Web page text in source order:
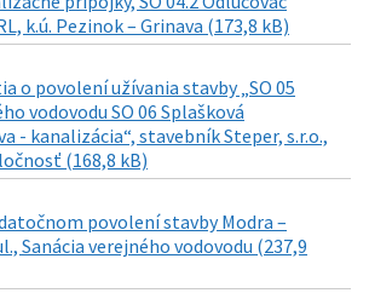
k.ú. Pezinok – Grinava (173,8 kB)
o povolení užívania stavby „SO 05
vodovodu SO 06 Splašková
- kanalizácia“, stavebník Steper, s.r.o.,
(168,8 kB)
povolení stavby Modra –
Sanácia verejného vodovodu (237,9